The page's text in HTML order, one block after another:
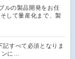
ルの製品開発をお任
して量産化まで、製
すべて必須となりま
ンに…